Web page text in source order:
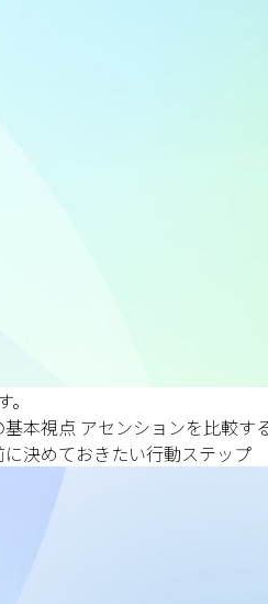
本視点 アセンションを比較
決めておきたい行動ステップ